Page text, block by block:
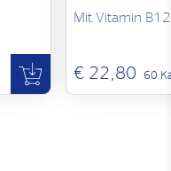
Mit Vitamin
€ 22,80 60